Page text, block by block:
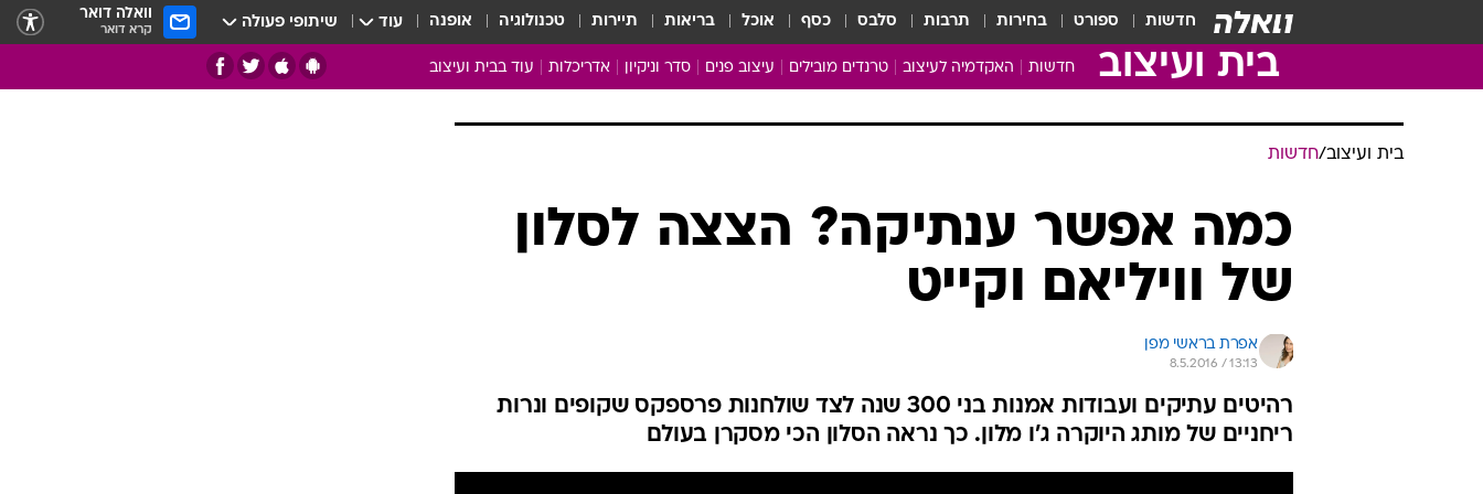
חדשות ספורט בחירות תרבות סלבס כסף אוכל בריאות תיירות טכנולוגיה אופנה עוד שיתופי פעולה וואלה דואר
קרא דואר
בית ועיצוב חדשות האקדמיה לעיצוב טרנדים מובילים עיצוב פנים סדר וניקיון
טיפים של ניקיון
מדריך הניקיון
אדריכלות עוד בבית ועיצוב
בית ועיצוב/חדשות
כמה אפשר ענתיקה? הצצה לסלון
של וויליאם וקייט
אפרת בראשי מפן
8.5.2016 / 13:13
רהיטים עתיקים ועבודות אמנות בני 300 שנה לצד שולחנות פרספקס שקופים ונרות
ריחניים של מותג היוקרה ג'ו מלון. כך נראה הסלון הכי מסקרן בעולם